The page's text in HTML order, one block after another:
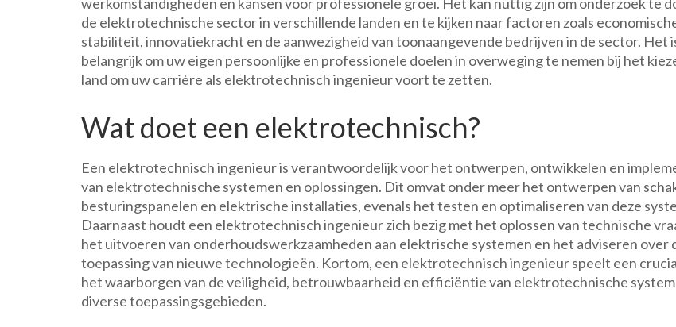
de elektrotechnische sector in verschillende landen en te kijken naar factoren zoals
stabiliteit, innovatiekracht en de aanwezigheid van toonaangevende bedrijven in de sector. Het
belangrijk om uw eigen persoonlijke en professionele doelen in overweging te nemen bij het
land om uw carrière als elektrotechnisch ingenieur voort te zetten.
Wat doet een elektrotechnisch?
Een elektrotechnisch ingenieur is verantwoordelijk voor het ontwerpen, ontwikkelen en
van elektrotechnische systemen en oplossingen. Dit omvat onder meer het ontwerpen van
besturingspanelen en elektrische installaties, evenals het testen en optimaliseren van deze
Daarnaast houdt een elektrotechnisch ingenieur zich bezig met het oplossen van technische
het uitvoeren van onderhoudswerkzaamheden aan elektrische systemen en het adviseren over
toepassing van nieuwe technologieën. Kortom, een elektrotechnisch ingenieur speelt een
het waarborgen van de veiligheid, betrouwbaarheid en efficiëntie van elektrotechnische
diverse toepassingsgebieden.